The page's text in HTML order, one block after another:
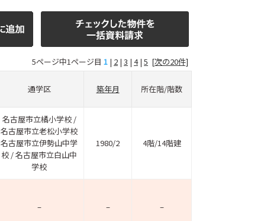
5ページ中1ページ目 1 | 2 | 3 | 4| 5 [次の20件]
通学区 築年月 所在階/階数
名古屋市立橘小学校 /
名古屋市立老松小学校
名古屋市立伊勢山中学
校 / 名古屋市立白山中
学校
1980/2 4階/14階建
– – –